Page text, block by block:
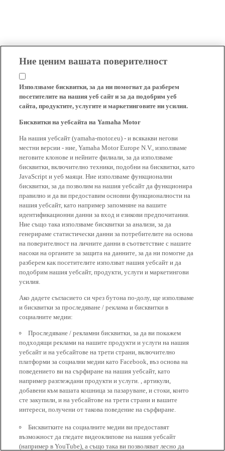
Ние ценим вашата поверителност
Използваме бисквитки, за да ни помогнат да разберем
посетителите на нашия уеб сайт и за да подобрим уеб
сайта, продуктите, услугите и маркетинговите ни усилия.
Бисквитки на уебсайта на Yamaha Motor
На нашия уебсайт (yamaha-motor.eu) - и всякакви негови
местни версии - ние, Yamaha Motor Europe N.V., използваме
неговите клонове и нейните филиали, за да използваме
бисквитки, включително техники, подобни на бисквитки, като
JavaScript и уеб маяци. Ние използваме функционални
бисквитки, за да позволим на нашия уебсайт да функционира
правилно и да ви предоставим основни функционалности на
нашия уебсайт, като например запомняне на вашите
идентификационни данни за вход и езикови предпочитания.
Ние също така използваме бисквитки за анализи, за да
генерираме статистически данни за потребителите на основа
на поверителност на личните данни в съответствие с нашите
насоки на органите за защита на данните, за да ни помогне да
разберем как посетителите използват нашия уебсайт и да
подобрим нашия уебсайт, продукти, услуги и маркетингови
усилия.
Ако дадете съгласието си чрез бутона по-долу, ще използваме
и бисквитки за проследяване / реклама и бисквитки в
социалните медии:
Проследяване / рекламни бисквитки, за да ви покажем
подходящи реклами на нашите продукти и услуги на нашия
уебсайт и на уебсайтове на трети страни, включително
платформи за социални медии като Facebook, въз основа на
поведението ви на сърфиране на нашия уебсайт, като
например разглеждани продукти и услуги. , артикули,
добавени към вашата кошница за пазаруване, и стоки, които
сте закупили, и на уебсайтове на трети страни и вашите
интереси, получени от такова поведение на сърфиране.
Бисквитките на социалните медии ви предоставят
възможност да гледате видеоклипове на нашия уебсайт
(например в YouTube), а също така ви позволяват лесно да